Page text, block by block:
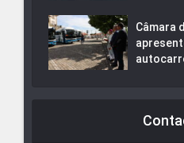
Câmara